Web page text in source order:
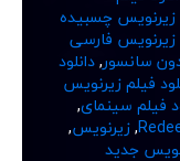
زیرنویس چسبیده
زیرنویس فارسی
سانسور,دانلود
فیلم زیرنویس
فیلم سینمای,
,زیرنویس,
جدید